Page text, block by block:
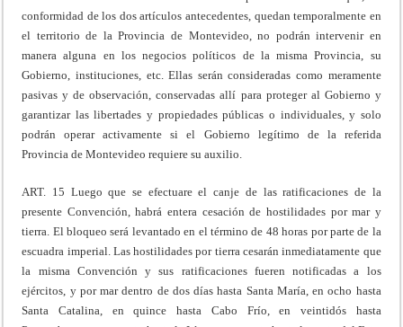
conformidad de los dos artículos antecedentes, quedan temporalmente en
el territorio de la Provincia de Montevideo, no podrán intervenir en
manera alguna en los negocios políticos de la misma Provincia, su
Gobierno, instituciones, etc. Ellas serán consideradas como meramente
pasivas y de observación, conservadas allí para proteger al Gobierno y
garantizar las libertades y propiedades públicas o individuales, y solo
podrán operar activamente si el Gobierno legítimo de la referida
Provincia de Montevideo requiere su auxilio.
ART. 15 Luego que se efectuare el canje de las ratificaciones de la
presente Convención, habrá entera cesación de hostilidades por mar y
tierra. El bloqueo será levantado en el término de 48 horas por parte de la
escuadra imperial. Las hostilidades por tierra cesarán inmediatamente que
la misma Convención y sus ratificaciones fueren notificadas a los
ejércitos, y por mar dentro de dos días hasta Santa María, en ocho hasta
Santa Catalina, en quince hasta Cabo Frío, en veintidós hasta